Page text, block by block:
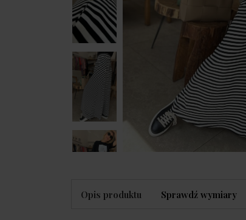
Opis produktu Sprawdź wymiary